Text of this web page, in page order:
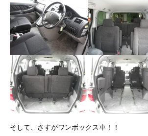
オートローン
ジャストリース プラン例
保険ご相談
会社案内
ご挨拶
そして、さすがワンボックス車！！